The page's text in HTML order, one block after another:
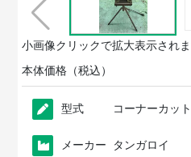
小画像クリックで拡大表示され
本体価格（税込）
型式 コーナーカッ
メーカー タンガロイ